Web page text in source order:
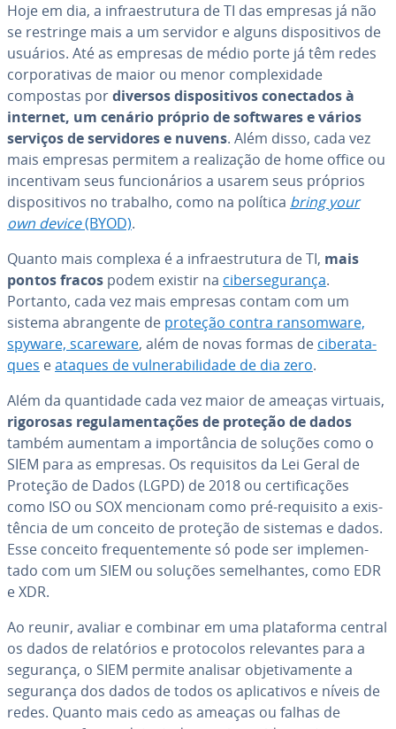
Hoje em dia, a in­fra­es­tru­tura de TI das empresas já não
se restringe mais a um servidor e alguns dis­po­si­ti­vos de
usuários. Até as empresas de médio porte já têm redes
cor­po­ra­ti­vas de maior ou menor com­ple­xi­dade
compostas pordiversos dis­po­si­ti­vos co­nec­ta­dos à
internet, um cenário próprio de softwares e vários
serviços de ser­vi­do­res e nuvens. Além disso, cada vez
mais empresas permitem a re­a­li­za­ção de home office ou
in­cen­ti­vam seus fun­ci­o­ná­rios a usarem seus próprios
dis­po­si­ti­vos no trabalho, como na política bring your
own device(BYOD).
Quanto mais complexa é a in­fra­es­tru­tura de TI, mais
pontos fracos podem existir na ci­ber­se­gu­rança.
Portanto, cada vez mais empresas contam com um
sistema abran­gente de proteção contra ran­somware,
spyware, scareware, além de novas formas de ci­be­ra­ta­
ques eataques de vul­ne­ra­bi­li­dade de dia zero.
Além da quan­ti­dade cada vez maior de ameaças virtuais,
rigorosas re­gu­la­men­ta­ções de proteção de dados
também aumentam a im­por­tân­cia de soluções como o
SIEM para as empresas. Os re­qui­si­tos da Lei Geral de
Proteção de Dados (LGPD) de 2018 ou cer­ti­fi­ca­ções
como ISO ou SOX mencionam como pré-requisito a exis­
tên­cia de um conceito de proteção de sistemas e dados.
Esse conceito fre­quen­te­mente só pode ser im­ple­men­
tado com um SIEM ou soluções se­me­lhan­tes, como EDR
e XDR.
Ao reunir, avaliar e combinar em uma pla­ta­forma central
os dados de re­la­tó­rios e pro­to­co­los re­le­van­tes para a
segurança, o SIEM permite analisar ob­je­ti­va­mente a
segurança dos dados de todos os apli­ca­ti­vos e níveis de
redes. Quanto mais cedo as ameaças ou falhas de